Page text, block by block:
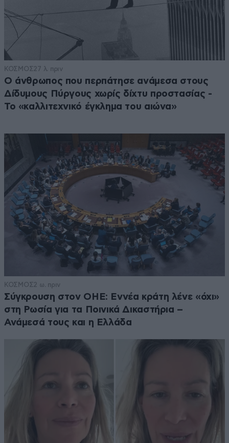
ΚΟΣΜΟΣ27 λ. πριν
Ο άνθρωπος που περπάτησε ανάμεσα στους
Δίδυμους Πύργους χωρίς δίχτυ προστασίας -
Το «καλλιτεχνικό έγκλημα του αιώνα»
ΚΟΣΜΟΣ2 ω. πριν
Σύγκρουση στον ΟΗΕ: Εννέα κράτη λένε «όχι»
στη Ρωσία για τα Ποινικά Δικαστήρια –
Ανάμεσά τους και η Ελλάδα